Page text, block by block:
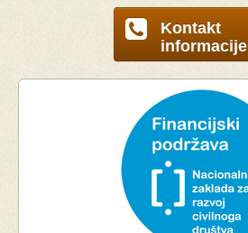
Kontakt
informacije